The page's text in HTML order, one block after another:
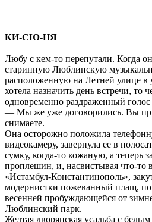
КИ-СЮ-НЯ
Любу с кем-то перепутали. Когда
старинную Люблинскую
расположенную на Летней улице в
хотела назначить день встречи, то
одновременно раздраженный голос
— Мы же уже договорились. Вы
снимаете.
Она осторожно положила
видеокамеру, завернула ее в
сумку, когда-то кожаную, а теперь
проплешин, и, насвистывая что-то
«Истамбул-Константинополь»,
модернистки пожеванный плащ,
весенней пробуждающейся от
Люблинский парк.
Желтая дворянская усадьба с